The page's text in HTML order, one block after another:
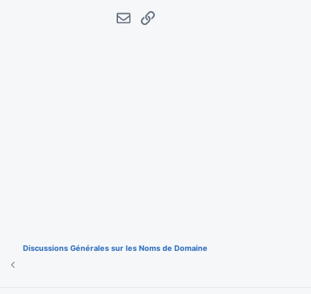
E-mailLien
Discussions Générales sur les Noms de Domaine